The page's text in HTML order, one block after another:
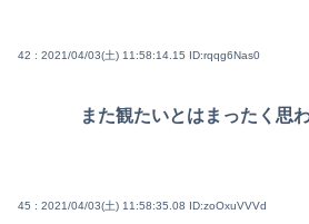
42 : 2021/04/03(土) 11:58:14.15 ID:rqqg6Nas0
また観たいとはまったく思
45 : 2021/04/03(土) 11:58:35.08 ID:zoOxuVVVd